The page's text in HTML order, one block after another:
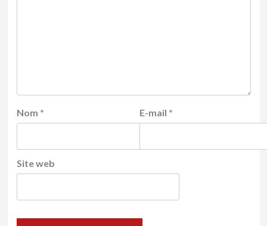
Nom * E-mail *
Site web